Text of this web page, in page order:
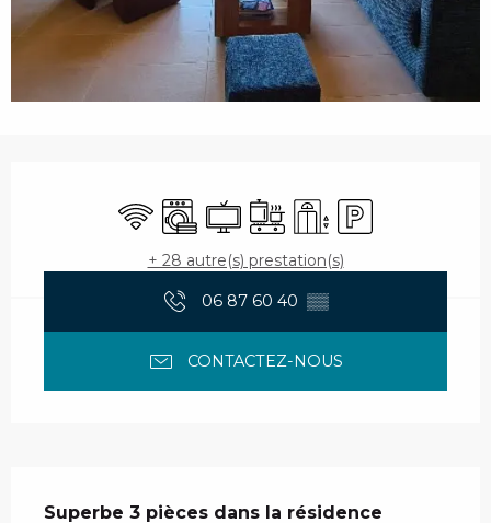
WiFi Lave lingeTélévisionPlaque de cuisson
Ascenseur
Parking
+ 28 autre(s) prestation(s)
06 87 60 40 ▒▒
CONTACTEZ-NOUS
Superbe 3 pièces dans la résidence